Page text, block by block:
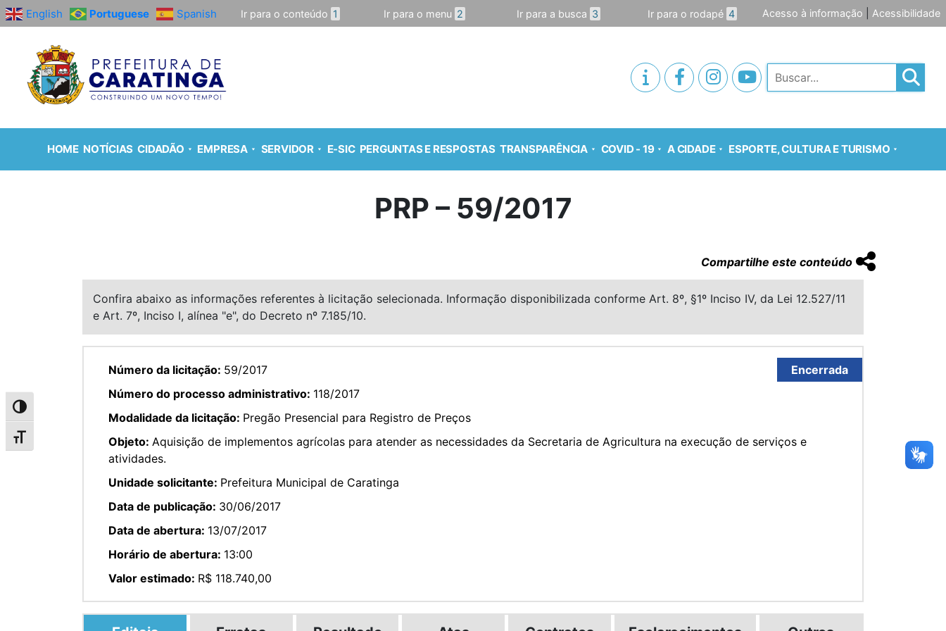
Alternar alto contraste
Alternar tamanho da fonte
English Portuguese Spanish Ir para o conteúdo 1 Ir para o menu 2 Ir para a busca 3 Ir para o rodapé 4 Acesso à informação Acessibilidade
Pesquisar
HOME NOTÍCIAS CIDADÃO EMPRESA SERVIDOR E-SIC PERGUNTAS E RESPOSTAS TRANSPARÊNCIA COVID - 19 A CIDADE ESPORTE, CULTURA E TURISMO
PRP – 59/2017
Compartilhe este conteúdo
Confira abaixo as informações referentes à licitação selecionada. Informação disponibilizada conforme Art. 8º, §1º Inciso IV, da Lei 12.527/11
e Art. 7º, Inciso I, alínea "e", do Decreto nº 7.185/10.
Encerrada
Número da licitação: 59/2017
Número do processo administrativo: 118/2017
Modalidade da licitação: Pregão Presencial para Registro de Preços
Objeto: Aquisição de implementos agrícolas para atender as necessidades da Secretaria de Agricultura na execução de serviços e
atividades.
Unidade solicitante: Prefeitura Municipal de Caratinga
Data de publicação: 30/06/2017
Data de abertura: 13/07/2017
Horário de abertura: 13:00
Valor estimado: R$ 118.740,00